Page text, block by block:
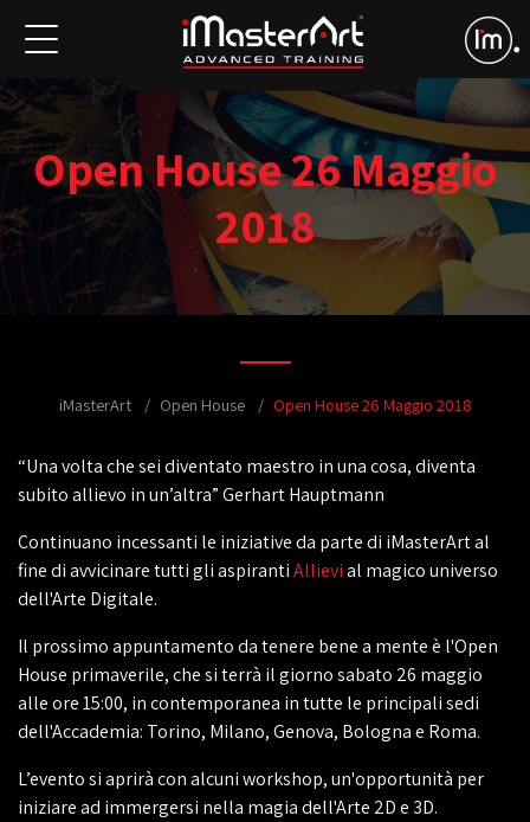
Open House 26 Maggio
2018
iMasterArt Open House Open House 26 Maggio 2018
“Una volta che sei diventato maestro in una cosa, diventa
subito allievo in un’altra” Gerhart Hauptmann
Continuano incessanti le iniziative da parte di iMasterArt al
fine di avvicinare tutti gli aspirantiAllievial magico universo
dell'Arte Digitale.
Il prossimo appuntamento da tenere bene a mente è l'Open
House primaverile, che si terrà il giorno sabato 26 maggio
alle ore 15:00, in contemporanea in tutte le principali sedi
dell'Accademia: Torino, Milano, Genova, Bologna e Roma.
L’evento si aprirà con alcuni workshop, un'opportunità per
iniziare ad immergersi nella magia dell'Arte 2D e 3D.